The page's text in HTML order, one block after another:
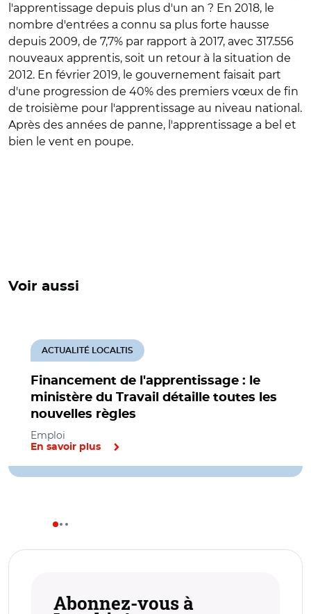
l'apprentissage depuis plus d'un an ? En 2018, le
nombre d'entrées a connu sa plus forte hausse
depuis 2009, de 7,7% par rapport à 2017, avec 317.556
nouveaux apprentis, soit un retour à la situation de
2012. En février 2019, le gouvernement faisait part
d'une progression de 40% des premiers vœux de fin
de troisième pour l'apprentissage au niveau national.
Après des années de panne, l'apprentissage a bel et
bien le vent en poupe.
Voir aussi
Financement de l'apprentissage : le
ministère du Travail détaille toutes les
nouvelles règles
ACTUALITÉ LOCALTIS
Emploi
En savoir plus
Abonnez-vous à